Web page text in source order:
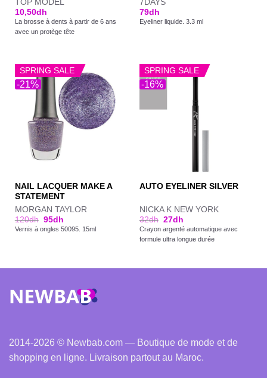
TOP MODEL
10,50dh
La brosse à dents à partir de 6 ans
avec un protège tête
7DAYS
79dh
Eyeliner liquide. 3.3 ml
-21%
SPRING SALE
NAIL LACQUER MAKE A
STATEMENT
MORGAN TAYLOR
120dh 95dh
Vernis à ongles 50095. 15ml
-16%
SPRING SALE
AUTO EYELINER SILVER
NICKA K NEW YORK
32dh 27dh
Crayon argenté automatique avec
formule ultra longue durée
2014-2026 © Newbab.com — Boutique de mode et de
shopping en ligne. Livraison partout au Maroc.